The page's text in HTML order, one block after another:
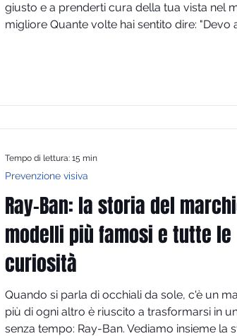
giusto e a prenderti cura della tua vista nel
migliore Quante volte hai sentito dire: "Devo
Ray-Ban: la storia del
modelli più famosi e tutte le
curiosità
Quando si parla di occhiali da sole, c'è un
più di ogni altro è riuscito a trasformarsi in
senza tempo: Ray-Ban. Vediamo insieme la
Prevenzione visiva
Tempo di lettura: 15 min